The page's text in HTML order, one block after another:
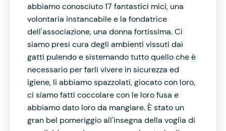
abbiamo conosciuto 17 fantastici mici, una
volontaria instancabile e la fondatrice
dell'associazione, una donna fortissima. Ci
siamo presi cura degli ambienti vissuti dai
gatti pulendo e sistemando tutto quello che è
necessario per farli vivere in sicurezza ed
igiene, li abbiamo spazzolati, giocato con loro,
ci siamo fatti coccolare con le loro fusa e
abbiamo dato loro da mangiare. È stato un
gran bel pomeriggio all'insegna della voglia di